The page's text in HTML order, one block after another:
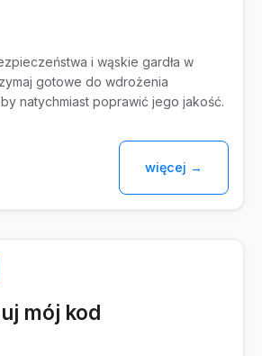
i wąskie gardła w
gotowe do wdrożenia
natychmiast poprawić jego jakość.
więcej →
mój kod